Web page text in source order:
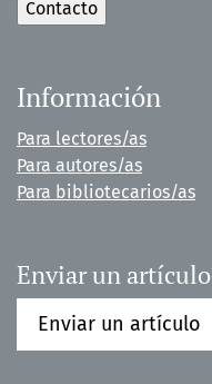
Información
Para lectores/as
Para autores/as
Para bibliotecarios/as
Enviar un artículo
Enviar un artículo